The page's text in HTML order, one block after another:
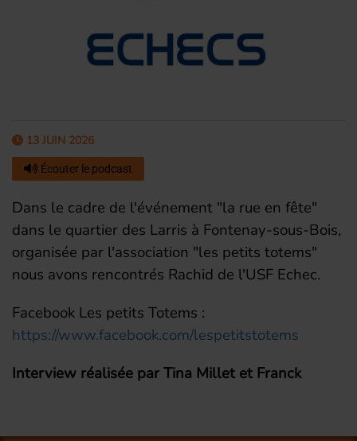
13 JUIN 2026
Écouter le podcast
Dans le cadre de l'événement "la rue en fête"
dans le quartier des Larris à Fontenay-sous-Bois,
organisée par l'association "les petits totems"
nous avons rencontrés Rachid de l'USF Echec.
Facebook Les petits Totems :
https://www.facebook.com/lespetitstotems
Interview réalisée par Tina Millet et Franck